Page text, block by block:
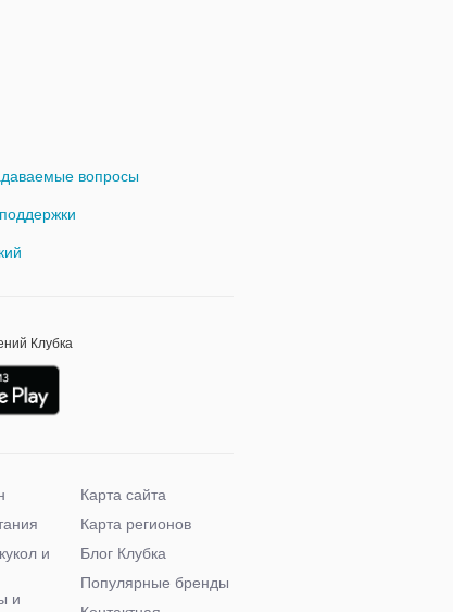
вопросы
Клубка
и
и
Карта сайта
Карта регионов
Блог Клубка
Популярные бренды